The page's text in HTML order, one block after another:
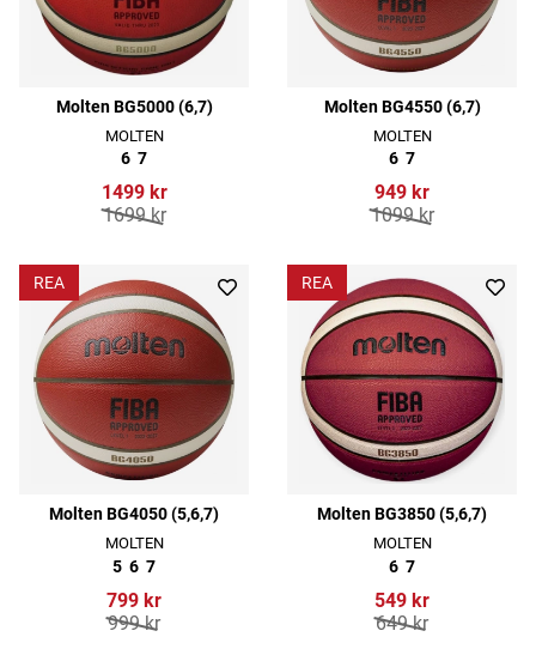
Molten BG5000 (6,7)
MOLTEN
6 7
1499 kr
1699 kr
Molten BG4550 (6,7)
MOLTEN
6 7
949 kr
1099 kr
REA
Molten BG4050 (5,6,7)
MOLTEN
5 6 7
799 kr
999 kr
REA
Molten BG3850 (5,6,7)
MOLTEN
6 7
549 kr
649 kr